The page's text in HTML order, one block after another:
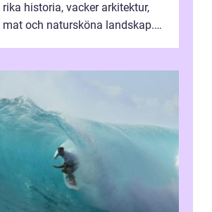
historia, vacker arkitektur,
och natursköna landskap.